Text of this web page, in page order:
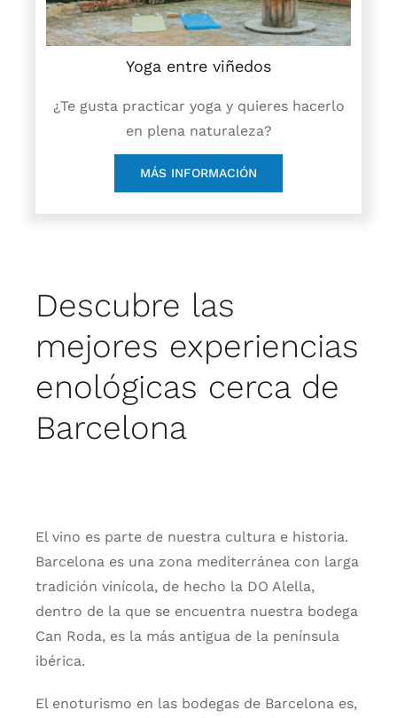
Yoga entre viñedos
¿Te gusta practicar yoga y quieres hacerlo
en plena naturaleza?
MÁS INFORMACIÓN
Descubre las
mejores experiencias
enológicas cerca de
Barcelona
El vino es parte de nuestra cultura e historia.
Barcelona es una zona mediterránea con larga
tradición vinícola, de hecho la DO Alella,
dentro de la que se encuentra nuestra bodega
Can Roda, es la más antigua de la península
ibérica.
El enoturismo en las bodegas de Barcelona es,